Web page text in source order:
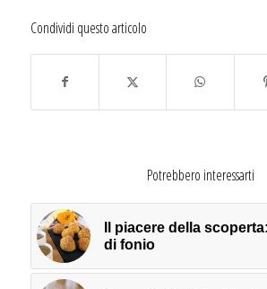
Condividi questo articolo
Potrebbero interessarti
Il piacere della
di fonio